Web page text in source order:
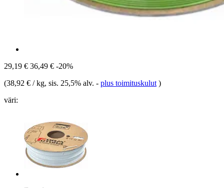
29,19 € 36,49 € -20%
(38,92 € / kg, sis. 25,5% alv. - plus toimituskulut )
väri: